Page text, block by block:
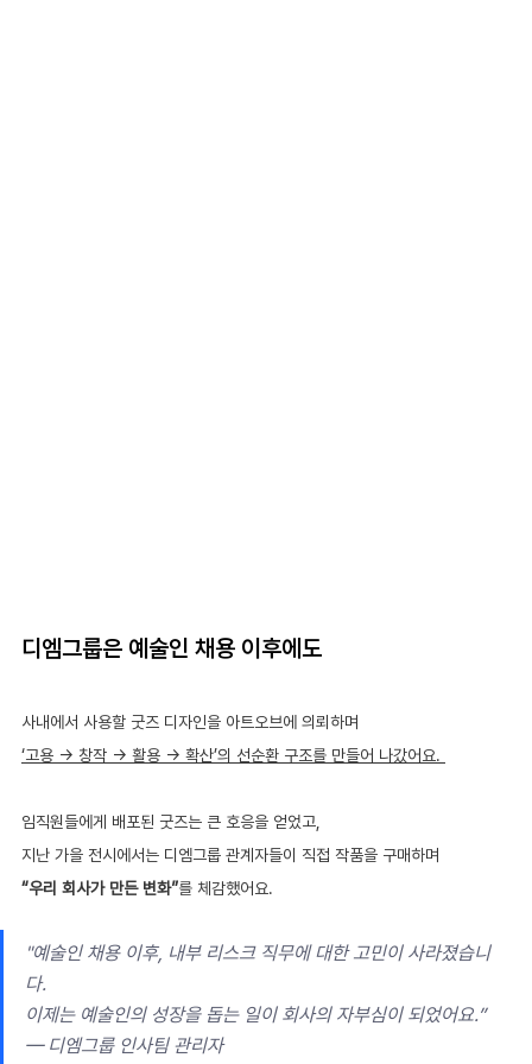
디엠그룹은 예술인 채용 이후에도
사내에서 사용할 굿즈 디자인을 아트오브에 의뢰하며
‘고용 → 창작 → 활용 → 확산’의 선순환 구조를 만들어 나갔어요.
임직원들에게 배포된 굿즈는 큰 호응을 얻었고,
지난 가을 전시에서는 디엠그룹 관계자들이 직접 작품을 구매하며
“우리 회사가 만든 변화”를 체감했어요.
"예술인 채용 이후, 내부 리스크 직무에 대한 고민이 사라졌습니
다.
이제는 예술인의 성장을 돕는 일이 회사의 자부심이 되었어요.”
— 디엠그룹 인사팀 관리자